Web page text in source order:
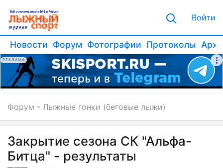
Войти
Новости Форум Фотографии Протоколы
РЕКЛАМА
Форум Лыжные гонки (беговые лыжи)
Закрытие сезона СК "Альфа-
Битца" - результаты